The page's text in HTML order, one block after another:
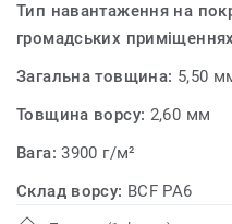
Тип навантаження на
громадських
Загальна товщина: 5,50
Товщина ворсу: 2,60 мм
Вага:3900 г/м²
Склад ворсу: BCF PA6